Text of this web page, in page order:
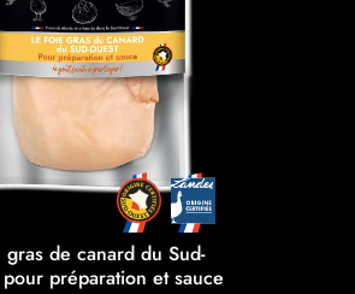
gras de canard du Sud-
préparation et sauce